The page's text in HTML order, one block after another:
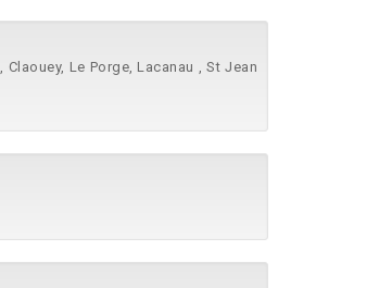
, Claouey, Le Porge, Lacanau , St Jean